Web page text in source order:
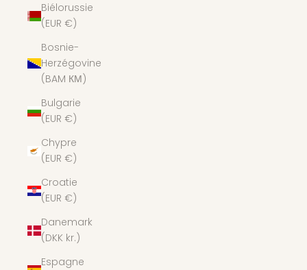
Biélorussie
(EUR €)
Bosnie-
Herzégovine
(BAM КМ)
Bulgarie
(EUR €)
Chypre
(EUR €)
Croatie
(EUR €)
Danemark
(DKK kr.)
Espagne